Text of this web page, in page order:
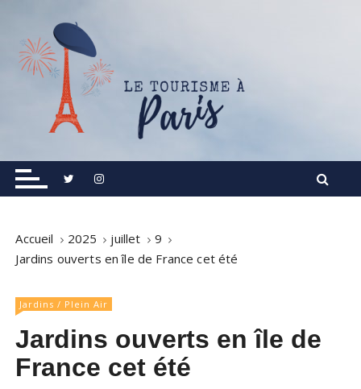
Le Tourisme à Paris
Informations touristiques, visites, excursions.
Accueil 2025 juillet
9
Jardins ouverts en île de France cet été
Jardins / Plein Air
Jardins ouverts en île de
France cet été